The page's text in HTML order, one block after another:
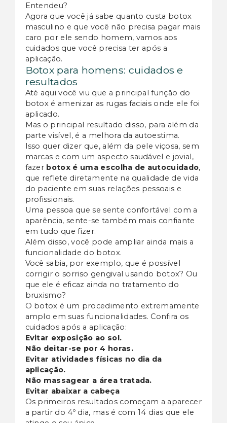
Entendeu?
Agora que você já sabe quanto custa botox
masculino e que você não precisa pagar mais
caro por ele sendo homem, vamos aos
cuidados que você precisa ter após a
aplicação.
Botox para homens: cuidados e
resultados
Até aqui você viu que a principal função do
botox é amenizar as rugas faciais onde ele foi
aplicado.
Mas o principal resultado disso, para além da
parte visível, é a melhora da autoestima.
Isso quer dizer que, além da pele viçosa, sem
marcas e com um aspecto saudável e jovial,
fazer botox é uma escolha de autocuidado,
que reflete diretamente na qualidade de vida
do paciente em suas relações pessoais e
profissionais.
Uma pessoa que se sente confortável com a
aparência, sente-se também mais confiante
em tudo que fizer.
Além disso, você pode ampliar ainda mais a
funcionalidade do botox.
Você sabia, por exemplo, que é possível
corrigir o sorriso gengival usando botox? Ou
que ele é eficaz ainda no tratamento do
bruxismo?
O botox é um procedimento extremamente
amplo em suas funcionalidades. Confira os
cuidados após a aplicação:
Evitar exposição ao sol.
Não deitar-se por 4 horas.
Evitar atividades físicas no dia da
aplicação.
Não massagear a área tratada.
Evitar abaixar a cabeça
Os primeiros resultados começam a aparecer
a partir do 4º dia, mas é com 14 dias que ele